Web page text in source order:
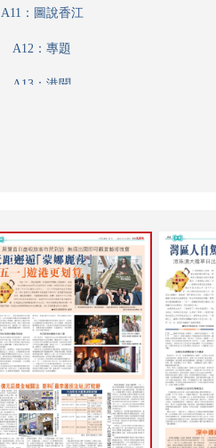
A11：圖說香江
A12：專題
A13：港聞
A18：專題
A19：國際
A20：國際
B01：財經
B02：文匯園
B03：娛樂